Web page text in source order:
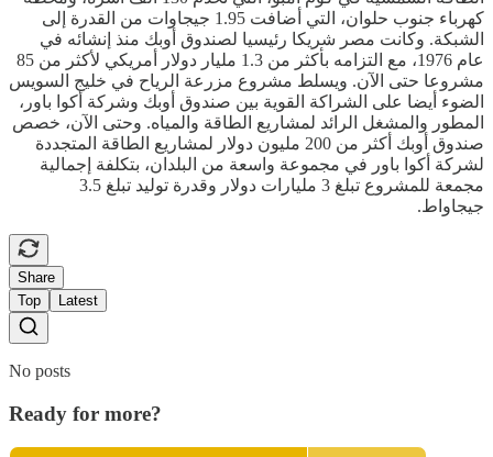
كهرباء جنوب حلوان، التي أضافت 1.95 جيجاوات من القدرة إلى
الشبكة. وكانت مصر شريكا رئيسيا لصندوق أوبك منذ إنشائه في
عام 1976، مع التزامه بأكثر من 1.3 مليار دولار أمريكي لأكثر من 85
مشروعا حتى الآن. ويسلط مشروع مزرعة الرياح في خليج السويس
الضوء أيضا على الشراكة القوية بين صندوق أوبك وشركة أكوا باور،
المطور والمشغل الرائد لمشاريع الطاقة والمياه. وحتى الآن، خصص
صندوق أوبك أكثر من 200 مليون دولار لمشاريع الطاقة المتجددة
لشركة أكوا باور في مجموعة واسعة من البلدان، بتكلفة إجمالية
مجمعة للمشروع تبلغ 3 مليارات دولار وقدرة توليد تبلغ 3.5
جيجاواط.
Share
Top
Latest
No posts
Ready for more?